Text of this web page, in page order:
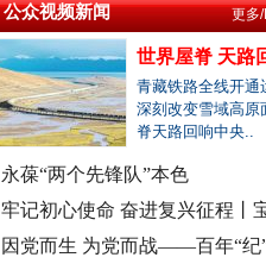
成都成华区深夜通报"非
官方通报国企董事长打人
找国土所所长办事被借68
公务员考生笔试面试第一
东部战区发布MV《若一去不
公众视频新闻
世界屋脊 天路
青藏铁路全线开通
深刻改变雪域高原
脊天路回响中央..
永葆“两个先锋队”本色
牢记初心使命 奋进复兴征程丨
因党而生 为党而战——百年“纪
更多